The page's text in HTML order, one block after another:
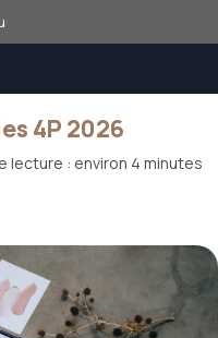
4P 2026
lecture : environ 4 minutes